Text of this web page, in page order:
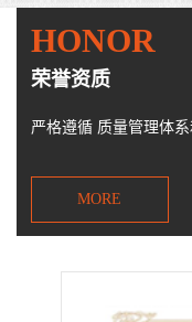
HONOR
荣誉资质
严格遵循 质量管理体
MORE